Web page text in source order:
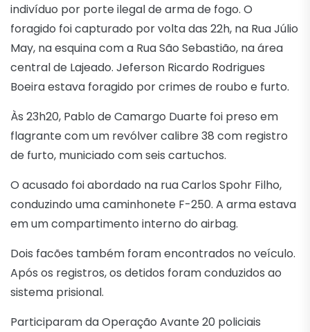
indivíduo por porte ilegal de arma de fogo. O
foragido foi capturado por volta das 22h, na Rua Júlio
May, na esquina com a Rua São Sebastião, na área
central de Lajeado. Jeferson Ricardo Rodrigues
Boeira estava foragido por crimes de roubo e furto.
Às 23h20, Pablo de Camargo Duarte foi preso em
flagrante com um revólver calibre 38 com registro
de furto, municiado com seis cartuchos.
O acusado foi abordado na rua Carlos Spohr Filho,
conduzindo uma caminhonete F-250. A arma estava
em um compartimento interno do airbag.
Dois facões também foram encontrados no veículo.
Após os registros, os detidos foram conduzidos ao
sistema prisional.
Participaram da Operação Avante 20 policiais